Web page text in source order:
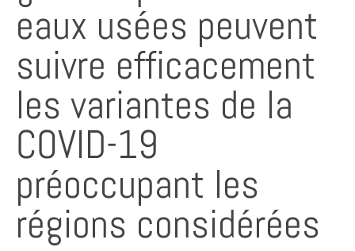
eaux usées peuvent
suivre efficacement
les variantes de la
COVID-19
préoccupant les
régions considérées